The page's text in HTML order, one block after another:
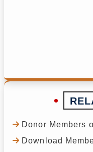
Donor Members
Download